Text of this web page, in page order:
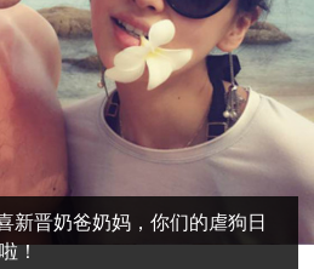
新晋奶爸奶妈，你们的虐狗日
！